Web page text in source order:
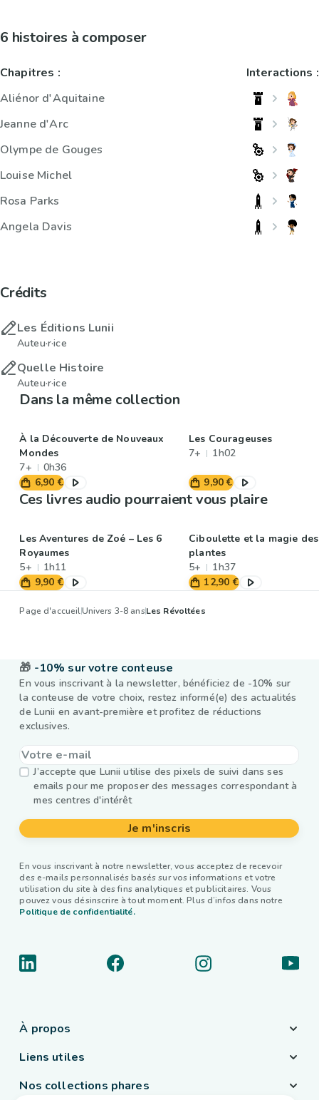
6 histoires à composer
Chapitres :
Aliénor d'Aquitaine
Jeanne d'Arc
Olympe de Gouges
Louise Michel
Rosa Parks
Angela Davis
Interactions :
Crédits
Les Éditions Lunii
Auteu·r·ice
Quelle Histoire
Auteu·r·ice
Dans la même collection
À la Découverte de Nouveaux
Mondes
7+
0h36
6,90 €
Les Courageuses
7+
1h02
9,90 €
Ces livres audio pourraient vous plaire
Les Aventures de Zoé – Les 6
Royaumes
5+
1h11
9,90 €
Ciboulette et la magie des
plantes
5+
1h37
12,90 €
Page d'accueilUnivers 3-8 ansLes Révoltées
🎁 -10% sur votre conteuse
En vous inscrivant à la newsletter, bénéficiez de -10% sur
la conteuse de votre choix, restez informé(e) des actualités
de Lunii en avant-première et profitez de réductions
exclusives.
J’accepte que Lunii utilise des pixels de suivi dans ses
emails pour me proposer des messages correspondant à
mes centres d'intérêt
Je m'inscris
En vous inscrivant à notre newsletter, vous acceptez de recevoir
des e-mails personnalisés basés sur vos informations et votre
utilisation du site à des fins analytiques et publicitaires. Vous
pouvez vous désinscrire à tout moment. Plus d’infos dans notre
Politique de confidentialité.
À propos
Liens utiles
Nos collections phares